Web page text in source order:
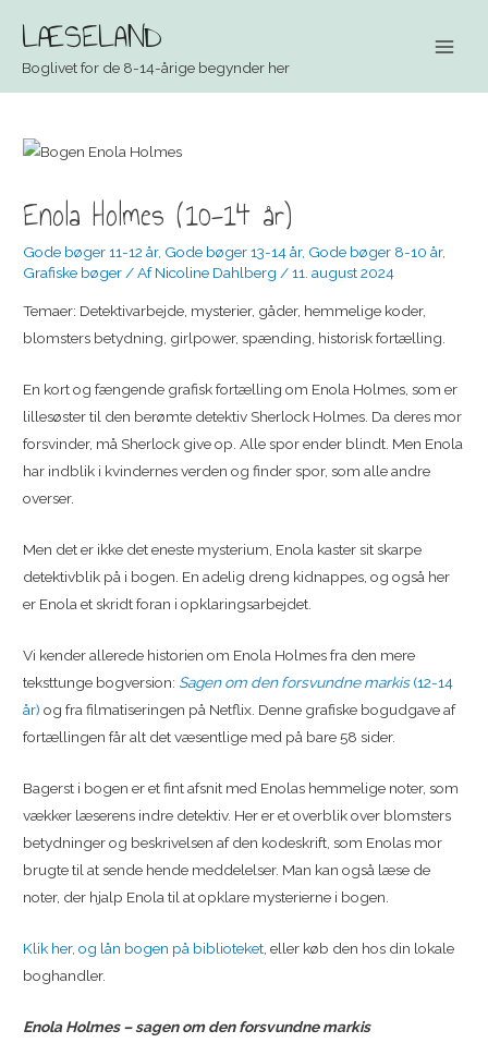
LÆSELAND
Boglivet for de 8-14-årige begynder her
Enola Holmes (10-14 år)
Gode bøger 11-12 år, Gode bøger 13-14 år, Gode bøger 8-10 år,
Grafiske bøger / AfNicoline Dahlberg /11. august 2024
Temaer: Detektivarbejde, mysterier, gåder, hemmelige koder,
blomsters betydning, girlpower, spænding, historisk fortælling.
En kort og fængende grafisk fortælling om Enola Holmes, som er
lillesøster til den berømte detektiv Sherlock Holmes. Da deres mor
forsvinder, må Sherlock give op. Alle spor ender blindt. Men Enola
har indblik i kvindernes verden og finder spor, som alle andre
overser.
Men det er ikke det eneste mysterium, Enola kaster sit skarpe
detektivblik på i bogen. En adelig dreng kidnappes, og også her
er Enola et skridt foran i opklaringsarbejdet.
Vi kender allerede historien om Enola Holmes fra den mere
teksttunge bogversion: Sagen om den forsvundne markis(12-14
år) og fra filmatiseringen på Netflix. Denne grafiske bogudgave af
fortællingen får alt det væsentlige med på bare 58 sider.
Bagerst i bogen er et fint afsnit med Enolas hemmelige noter, som
vækker læserens indre detektiv. Her er et overblik over blomsters
betydninger og beskrivelsen af den kodeskrift, som Enolas mor
brugte til at sende hende meddelelser. Man kan også læse de
noter, der hjalp Enola til at opklare mysterierne i bogen.
Klik her, og lån bogen på biblioteket , eller køb den hos din lokale
boghandler.
Enola Holmes – sagen om den forsvundne markis